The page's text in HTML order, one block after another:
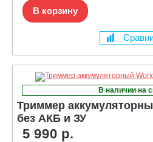
В корзину
В наличии на
Триммер
без АКБ и ЗУ
5 990 р.